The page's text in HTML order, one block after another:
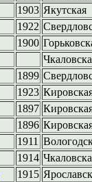
1903 Якутская
1922
1900
1899
1923
1897
1896
1911
1914
1915